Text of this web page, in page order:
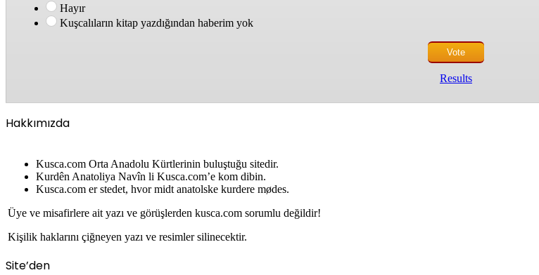
Hayır
Kuşcalıların kitap yazdığından haberim yok
Results
Hakkımızda
Kusca.com Orta Anadolu Kürtlerinin buluştuğu sitedir.
Kurdên Anatoliya Navîn li Kusca.com’e kom dibin.
Kusca.com er stedet, hvor midt anatolske kurdere mødes.
Üye ve misafirlere ait yazı ve görüşlerden kusca.com sorumlu değildir!
Kişilik haklarını çiğneyen yazı ve resimler silinecektir.
Site’den